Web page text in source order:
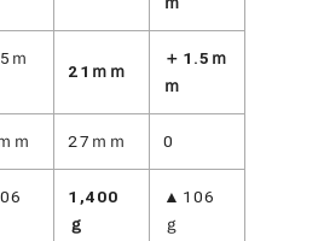
ｍ
21ｍｍ
＋1.5ｍ
ｍ
ｍ 27ｍｍ 0
1,400
ｇ
▲106
ｇ